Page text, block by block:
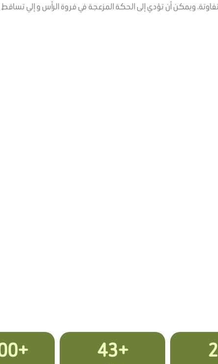
ويمكن أن تؤدي إلى الحكة المزعجة في فروة الرأس و إلي
+43
+2300